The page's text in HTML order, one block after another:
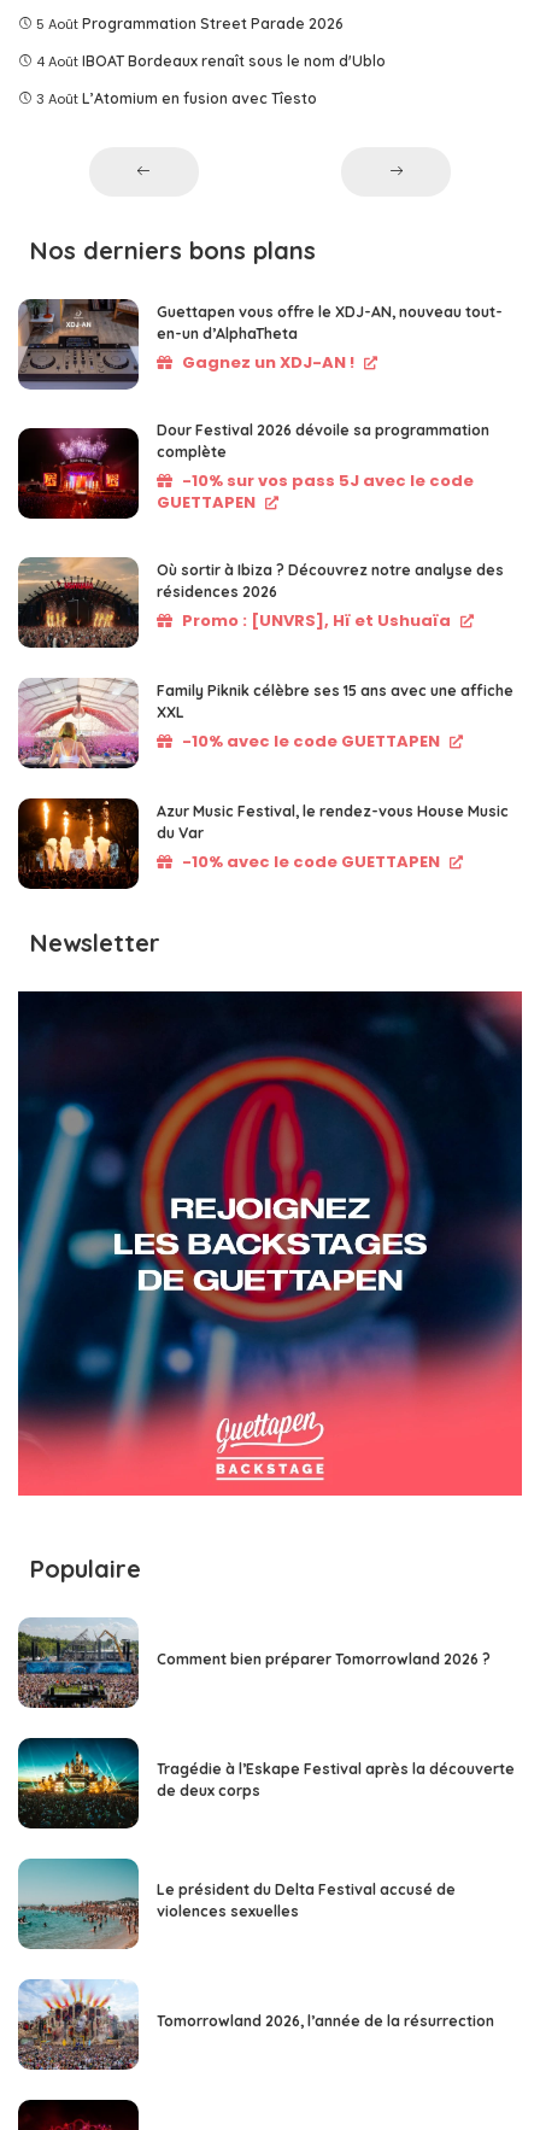
5 Août Programmation Street Parade 2026
4 Août IBOAT Bordeaux renaît sous le nom d'Ublo
3 Août L’Atomium en fusion avec Tîesto
Nos derniers bons plans
Guettapen vous offre le XDJ-AN, nouveau tout-
en-un d’AlphaTheta
Gagnez un XDJ-AN !
Dour Festival 2026 dévoile sa programmation
complète
-10% sur vos pass 5J avec le code
GUETTAPEN
Où sortir à Ibiza ? Découvrez notre analyse des
résidences 2026
Promo : [UNVRS], Hï et Ushuaïa
Family Piknik célèbre ses 15 ans avec une affiche
XXL
-10% avec le code GUETTAPEN
Azur Music Festival, le rendez-vous House Music
du Var
-10% avec le code GUETTAPEN
Newsletter
Populaire
Comment bien préparer Tomorrowland 2026 ?
Tragédie à l’Eskape Festival après la découverte
de deux corps
Le président du Delta Festival accusé de
violences sexuelles
Tomorrowland 2026, l’année de la résurrection